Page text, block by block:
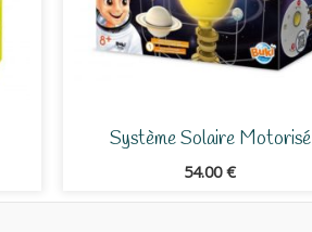
Système Solaire Motorisé
54.00€